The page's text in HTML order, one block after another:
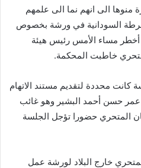
منوها الى انهم نما الى علمهم
السودانية في ورشة بخصوص
أخطر مساء الأمس رئيس هيئة
خاطبت المحكمة.
كانت محددة لتقديم مستند الاتهام
عمر حسن أحمد البشير وهو غائب
المتحري حضورا تؤجل الجلسة
خارج البلاد لورشة عمل